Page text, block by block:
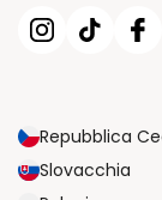
Repubblica
Slovacchia